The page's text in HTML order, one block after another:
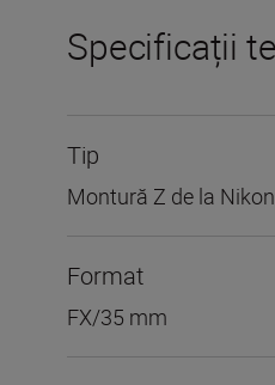
Specificații
Tip
Montură Z de la Nikon
Format
FX/35 mm